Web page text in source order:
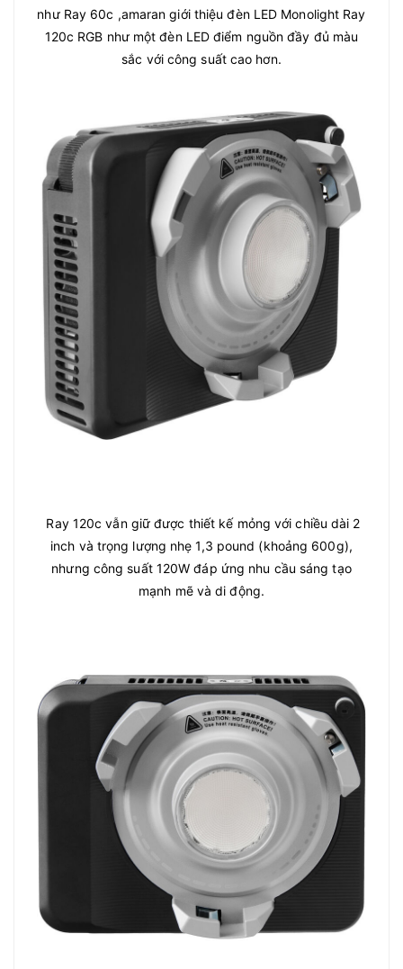
như Ray 60c ,amaran giới thiệu đèn LED Monolight Ray
120c RGB như một đèn LED điểm nguồn đầy đủ màu
sắc với công suất cao hơn.
Ray 120c vẫn giữ được thiết kế mỏng với chiều dài 2
inch và trọng lượng nhẹ 1,3 pound (khoảng 600g),
nhưng công suất 120W đáp ứng nhu cầu sáng tạo
mạnh mẽ và di động.